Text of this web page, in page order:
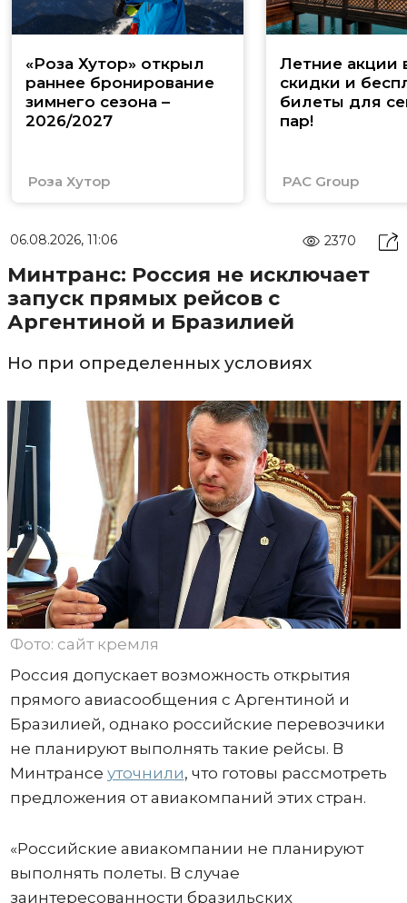
«Роза Хутор» открыл
раннее бронирование
зимнего сезона –
2026/2027
Роза Хутор
Летние акции
скидки и
билеты для
пар!
PAC Group
06.08.2026, 11:06 2370
Минтранс: Россия не исключает
запуск прямых рейсов с
Аргентиной и Бразилией
Но при определенных условиях
Фото: сайт кремля
Россия допускает возможность открытия
прямого авиасообщения с Аргентиной и
Бразилией, однако российские перевозчики
не планируют выполнять такие рейсы. В
Минтрансе уточнили, что готовы рассмотреть
предложения от авиакомпаний этих стран.
«Российские авиакомпании не планируют
выполнять полеты. В случае
заинтересованности бразильских